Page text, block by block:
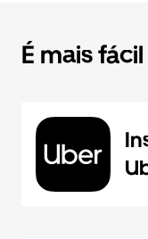
É mais